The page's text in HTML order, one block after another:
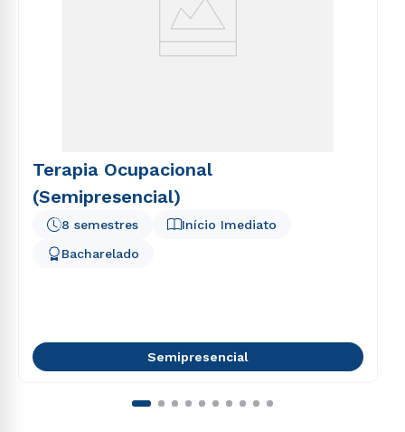
Terapia Ocupacional
(Semipresencial)
Início Imediato
8 semestres
Bacharelado
Semipresencial